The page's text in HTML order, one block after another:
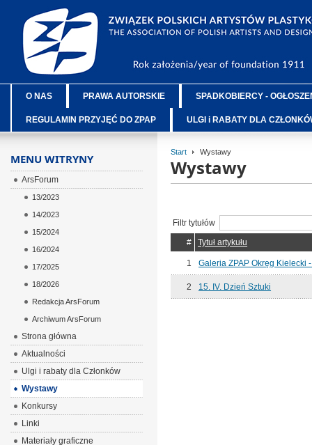
O NAS PRAWA AUTORSKIE SPADKOBIERCY -
REGULAMIN PRZYJĘĆ DO ZPAP ULGI i RABATY DLA
Start Wystawy
Wystawy
Filtr tytułów
#
Tytuł artykułu
1 Galeria ZPAP Okręg Kielecki
2 15. IV. Dzień Sztuki
MENU WITRYNY
ArsForum
13/2023
14/2023
15/2024
16/2024
17/2025
18/2026
Redakcja ArsForum
Archiwum ArsForum
Strona główna
Aktualności
Ulgi i rabaty dla Członków
Wystawy
Konkursy
Linki
Materiały graficzne